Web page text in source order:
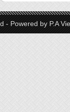
- Powered by P.A